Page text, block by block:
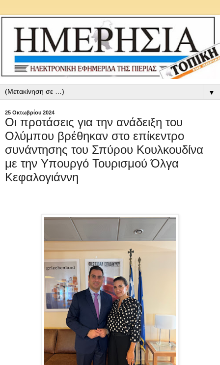
▼
25 Οκτωβρίου 2024
Οι προτάσεις για την ανάδειξη του
Ολύμπου βρέθηκαν στο επίκεντρο
συνάντησης του Σπύρου Κουλκουδίνα
με την Υπουργό Τουρισμού Όλγα
Κεφαλογιάννη